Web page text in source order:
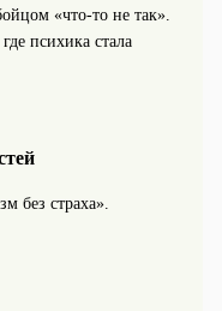
«что-то не так».
психика стала
без страха».